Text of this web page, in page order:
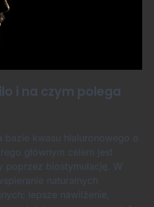
i na czym polega
bazie kwasu hialuronowego o
głównym celem jest
poprzez biostymulację. W
naturalnych
lepsze nawilżenie,